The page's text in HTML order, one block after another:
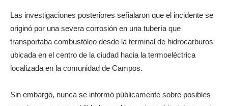
Las investigaciones posteriores señalaron que el incidente se
originó por una severa corrosión en una tubería que
transportaba combustóleo desde la terminal de hidrocarburos
ubicada en el centro de la ciudad hacia la termoeléctrica
localizada en la comunidad de Campos.
Sin embargo, nunca se informó públicamente sobre posibles